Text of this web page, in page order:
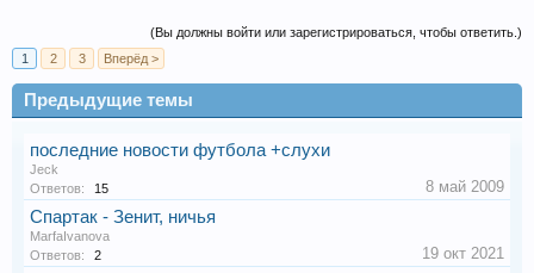
(Вы должны войти или зарегистрироваться, чтобы ответить.)
1
2 3 Вперёд >
Предыдущие темы
последние новости футбола +слухи
Jeck
Ответов:
15 8 май 2009
Спартак - Зенит, ничья
MarfaIvanova
Ответов:
2 19 окт 2021